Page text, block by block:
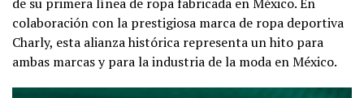
colaboración con la prestigiosa marca de ropa deportiva
Charly, esta alianza histórica representa un hito para
ambas marcas y para la industria de la moda en México.